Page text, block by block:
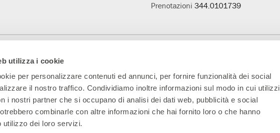
utilizza i cookie
per personalizzare contenuti ed annunci, per fornire funzionalità dei social
il nostro traffico. Condividiamo inoltre informazioni sul modo in cui utilizzi
i nostri partner che si occupano di analisi dei dati web, pubblicità e social
combinarle con altre informazioni che hai fornito loro o che hanno
utilizzo dei loro servizi.
Prenotazioni 344.0101739
Main Partner